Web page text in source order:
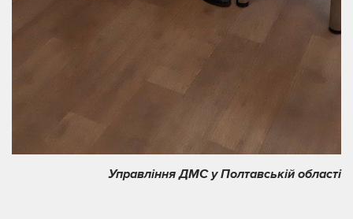
Управління ДМС у Полтавській області